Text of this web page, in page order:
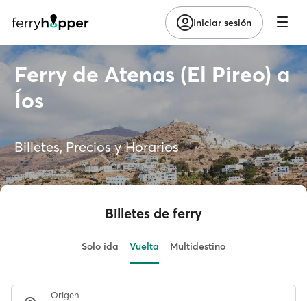
Iniciar sesión
Ferry de Atenas (El Pireo) a
Íos
Billetes, Precios y Horarios
Billetes de ferry
Solo ida Vuelta Multidestino
Origen